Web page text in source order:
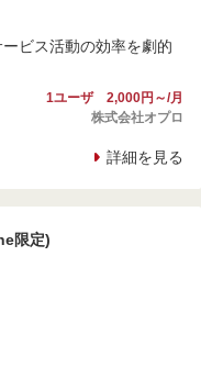
ビス活動の効率を劇的
1ユーザ 2,000円～/月
株式会社オプロ
詳細を見る
限定)